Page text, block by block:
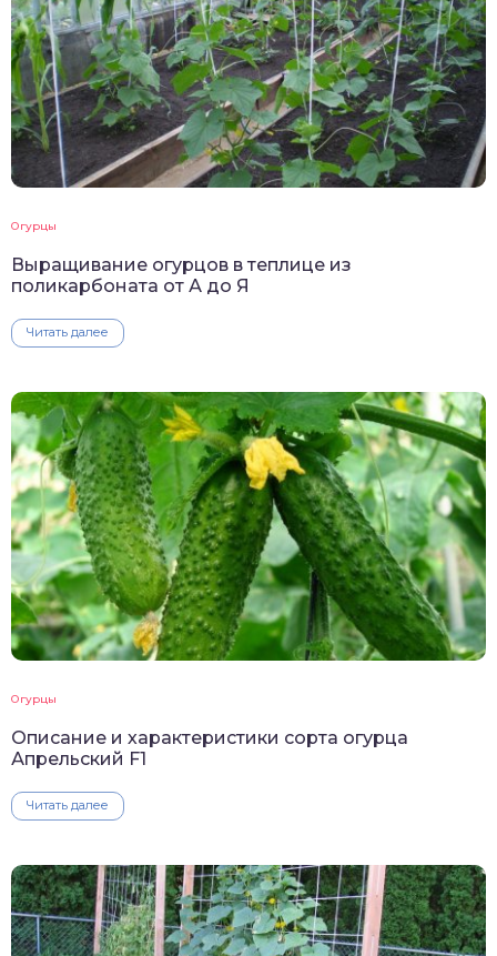
Огурцы
Выращивание огурцов в теплице из
поликарбоната от А до Я
Читать далее
Огурцы
Описание и характеристики сорта огурца
Апрельский F1
Читать далее